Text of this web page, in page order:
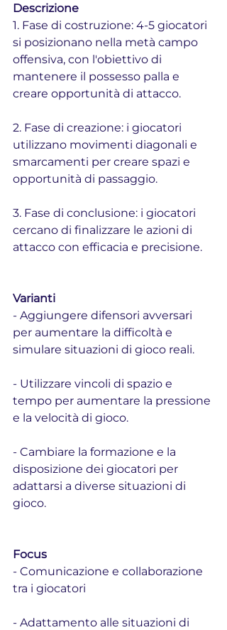
Descrizione
1. Fase di costruzione: 4-5 giocatori
si posizionano nella metà campo
offensiva, con l'obiettivo di
mantenere il possesso palla e
creare opportunità di attacco.
2. Fase di creazione: i giocatori
utilizzano movimenti diagonali e
smarcamenti per creare spazi e
opportunità di passaggio.
3. Fase di conclusione: i giocatori
cercano di finalizzare le azioni di
attacco con efficacia e precisione.
Varianti
- Aggiungere difensori avversari
per aumentare la difficoltà e
simulare situazioni di gioco reali.
- Utilizzare vincoli di spazio e
tempo per aumentare la pressione
e la velocità di gioco.
- Cambiare la formazione e la
disposizione dei giocatori per
adattarsi a diverse situazioni di
gioco.
Focus
- Comunicazione e collaborazione
tra i giocatori
- Adattamento alle situazioni di